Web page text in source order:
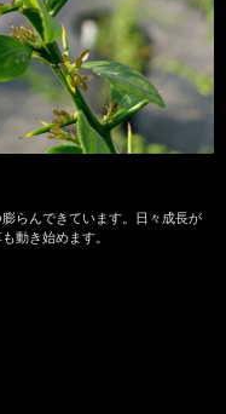
らんできています。日々成長が
動き始めます。